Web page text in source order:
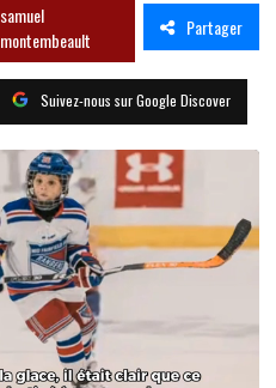
samuel
montembeault
Partager
Suivez-nous sur Google Discover